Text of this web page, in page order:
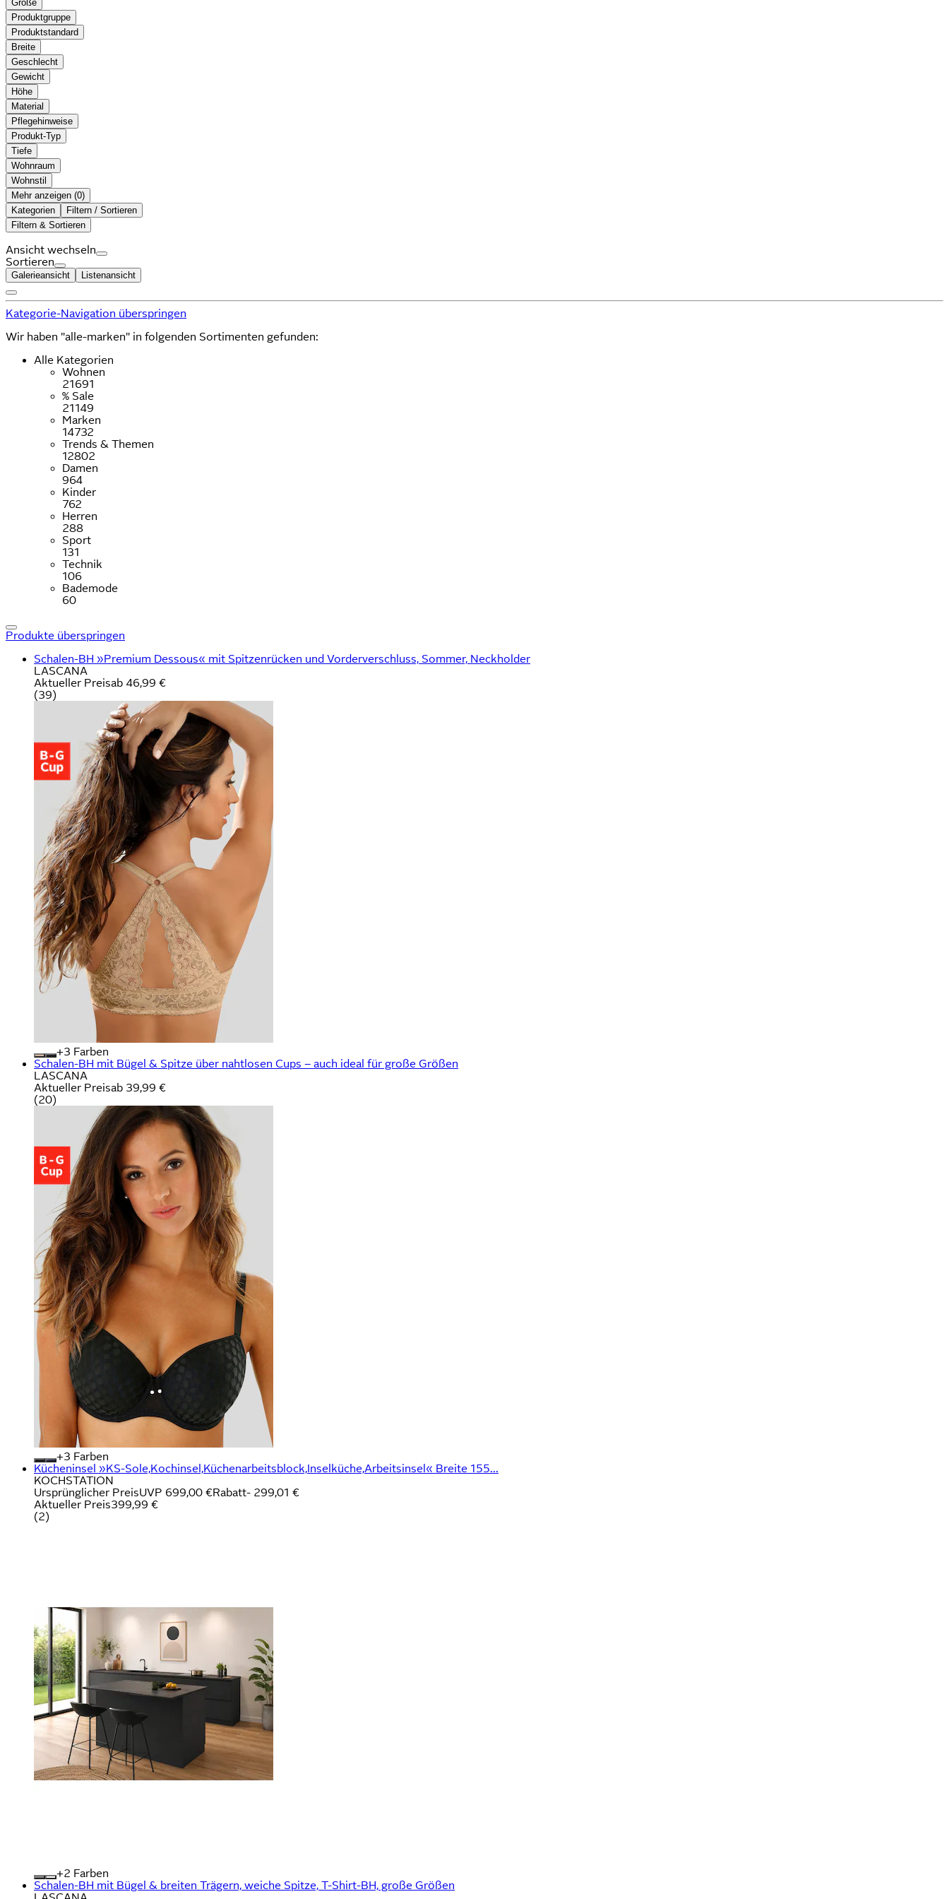
Größe
Produktgruppe
Produktstandard
Breite
Geschlecht
Gewicht
Höhe
Material
Pflegehinweise
Produkt-Typ
Tiefe
Wohnraum
Wohnstil
Mehr anzeigen ( )
Kategorien
Filtern / Sortieren
Filtern & Sortieren
Ansicht wechseln
Sortieren
Galerieansicht Listenansicht
Kategorie-Navigation überspringen
Wir haben "alle-marken" in folgenden Sortimenten gefunden:
Alle Kategorien
Wohnen
21691
% Sale
21149
Marken
14732
Trends & Themen
12802
Damen
964
Kinder
762
Herren
288
Sport
131
Technik
106
Bademode
60
Produkte überspringen
Schalen-BH »Premium Dessous« mit Spitzenrücken und Vorderverschluss, Sommer, Neckholder
LASCANA
Aktueller Preisab 46,99 €
(39)
+
Farben
Schalen-BH mit Bügel & Spitze über nahtlosen Cups – auch ideal für große Größen
LASCANA
Aktueller Preisab 39,99 €
(20)
+
Farben
Kücheninsel »KS-Sole,Kochinsel,Küchenarbeitsblock,Inselküche,Arbeitsinsel« Breite 155...
KOCHSTATION
Ursprünglicher PreisUVP 699,00 €Rabatt- 299,01 €
Aktueller Preis399,99 €
(2)
+
Farben
Schalen-BH mit Bügel & breiten Trägern, weiche Spitze, T-Shirt-BH, große Größen